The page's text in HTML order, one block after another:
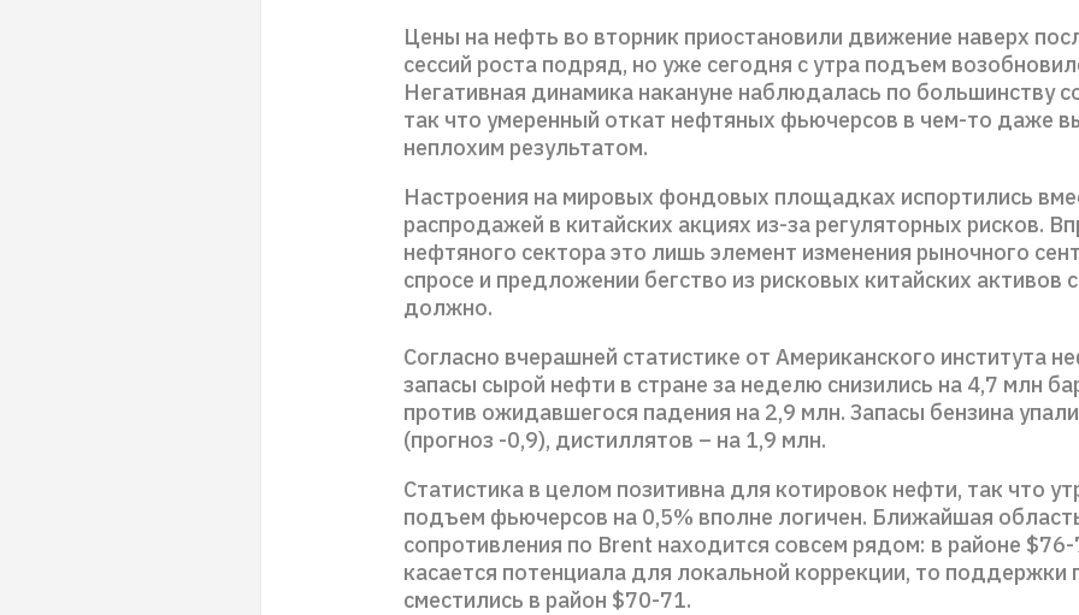
Цены на нефть во вторник приостановили движение наверх
сессий роста подряд, но уже сегодня с утра подъем
Негативная динамика накануне наблюдалась по большинству
так что умеренный откат нефтяных фьючерсов в чем-то даже
неплохим результатом.
Настроения на мировых фондовых площадках испортились
распродажей в китайских акциях из-за регуляторных рисков.
нефтяного сектора это лишь элемент изменения рыночного
спросе и предложении бегство из рисковых китайских активов
должно.
Согласно вчерашней статистике от Американского института
запасы сырой нефти в стране за неделю снизились на 4,7 млн
против ожидавшегося падения на 2,9 млн. Запасы бензина
(прогноз -0,9), дистиллятов – на 1,9 млн.
Статистика в целом позитивна для котировок нефти, так что
подъем фьючерсов на 0,5% вполне логичен. Ближайшая
сопротивления по Brent находится совсем рядом: в районе
касается потенциала для локальной коррекции, то поддержки
сместились в район $70-71.